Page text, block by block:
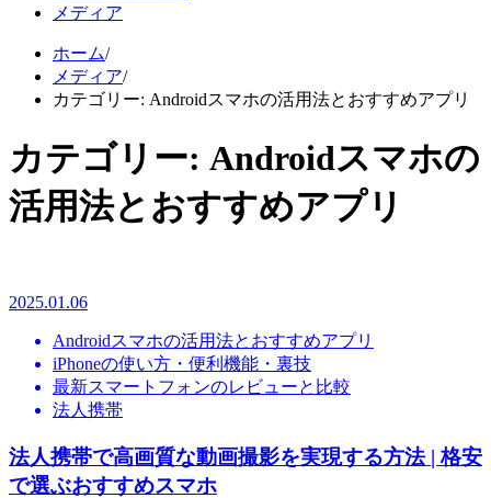
メディア
ホーム/
メディア/
カテゴリー: Androidスマホの活用法とおすすめアプリ
カテゴリー: Androidスマホの
活用法とおすすめアプリ
2025.01.06
Androidスマホの活用法とおすすめアプリ
iPhoneの使い方・便利機能・裏技
最新スマートフォンのレビューと比較
法人携帯
法人携帯で高画質な動画撮影を実現する方法 | 格安
で選ぶおすすめスマホ